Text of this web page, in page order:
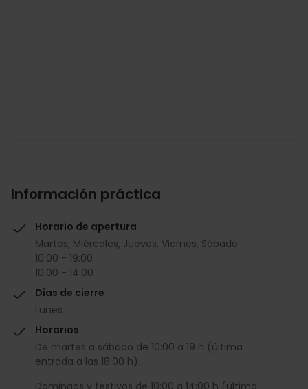
Información práctica
Horario de apertura
Martes, Miércoles, Jueves, Viernes, Sábado
10:00 - 19:00
10:00 - 14:00
Días de cierre
Lunes
Horarios
De martes a sábado de 10:00 a 19 h (última
entrada a las 18:00 h).
Domingos y festivos de 10:00 a 14:00 h (última